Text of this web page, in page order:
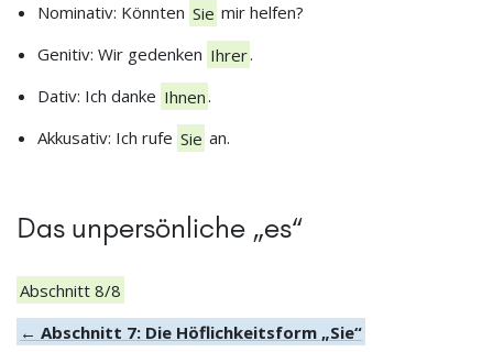
Nominativ: Könnten Sie mir helfen?
Genitiv: Wir gedenken Ihrer.
Dativ: Ich danke Ihnen.
Akkusativ: Ich rufe Sie an.
Das unpersönliche „es“
Abschnitt 8/8
← Abschnitt 7: Die Höflichkeitsform „Sie“